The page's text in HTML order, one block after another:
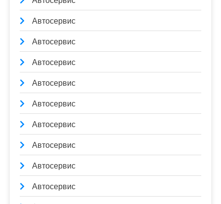
Автосервис
Автосервис
Автосервис
Автосервис
Автосервис
Автосервис
Автосервис
Автосервис
Автосервис